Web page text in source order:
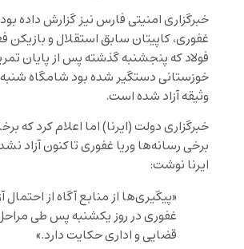
خبرگزاری امنیتی فارس نیز گزارش داده
غفوری، کاپیتان سابق استقلال و بازیکن
فولاد که پنجشنبه گذشته پس از پایان
وثیقه آزاد شده است.
خبرگزاری دولت (ایرنا) اما اعلام کرد که
برخی رسانه‌ها وریا غفوری تاکنون آزاد
ایرنا نوشت:
«پیگیری‌ها از منابع آگاه از احتمال
غفوری در روز یکشنبه پس طی
قضایی و اداری حکایت دارد.»